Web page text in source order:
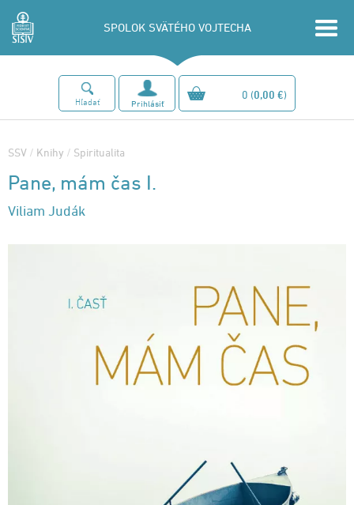
SPOLOK SVÄTÉHO VOJTECHA
Hľadať Prihlásiť
0 (0,00 €)
SSV / Knihy / Spiritualita
Pane, mám čas I.
Viliam Judák